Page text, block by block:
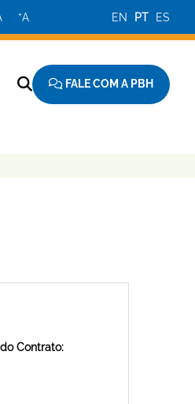
+A EN PT ES
FALE COM A PBH
Contrato: